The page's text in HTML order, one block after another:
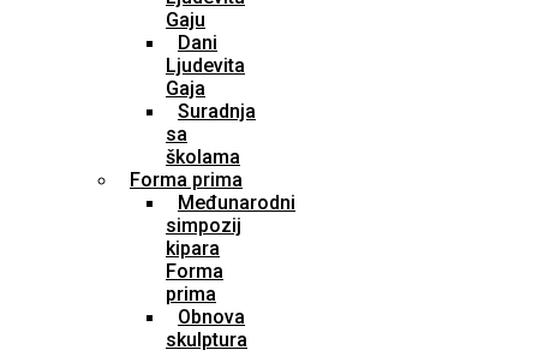
Gaju
Dani
Ljudevita
Gaja
Suradnja
sa
školama
Forma prima
Međunarodni
simpozij
kipara
Forma
prima
Obnova
skulptura